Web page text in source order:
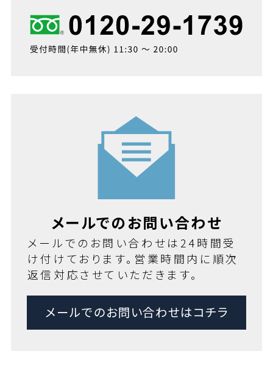
メールでのお問い合わせ
メールでのお問い合わせは24時間受
け付けております。営業時間内に順次
返信対応させていただきます。
メールでのお問い合わせはコチラ